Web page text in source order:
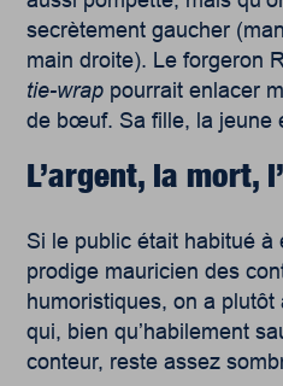
secrètement gaucher
main droite). Le forgeron
tie-wrap pourrait enlacer
de bœuf. Sa fille, la jeune
L’argent, la mort,
Si le public était habitué à
prodige mauricien des
humoristiques, on a
qui, bien qu’habilement
conteur, reste assez